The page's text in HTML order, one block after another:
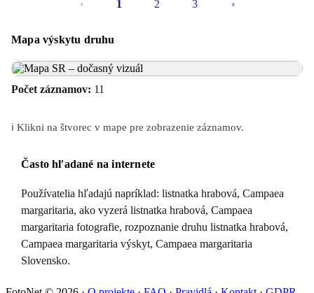
‹ 1 2 3 ›
Mapa výskytu druhu
Počet záznamov: 11
ℹ️ Klikni na štvorec v mape pre zobrazenie záznamov.
Často hľadané na internete
Používatelia hľadajú napríklad: listnatka hrabová, Campaea
margaritaria, ako vyzerá listnatka hrabová, Campaea
margaritaria fotografie, rozpoznanie druhu listnatka hrabová,
Campaea margaritaria výskyt, Campaea margaritaria
Slovensko.